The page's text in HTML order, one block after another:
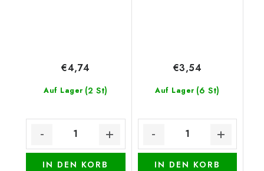
Auf Lager (2 St)
€4,74
IN DEN KORB
Auf Lager (6 St)
€3,54
IN DEN KORB